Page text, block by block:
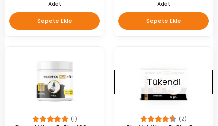
Adet
Sepete Ekle
Adet
Sepete Ekle
(1)
Tükendi
(2)